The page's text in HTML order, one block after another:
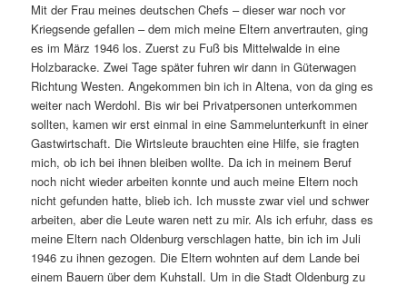
Mit der Frau meines deutschen Chefs – dieser war noch vor
Kriegsende gefallen – dem mich meine Eltern anvertrauten, ging
es im März 1946 los. Zuerst zu Fuß bis Mittelwalde in eine
Holzbaracke. Zwei Tage später fuhren wir dann in Güterwagen
Richtung Westen. Angekommen bin ich in Altena, von da ging es
weiter nach Werdohl. Bis wir bei Privatpersonen unterkommen
sollten, kamen wir erst einmal in eine Sammelunterkunft in einer
Gastwirtschaft. Die Wirtsleute brauchten eine Hilfe, sie fragten
mich, ob ich bei ihnen bleiben wollte. Da ich in meinem Beruf
noch nicht wieder arbeiten konnte und auch meine Eltern noch
nicht gefunden hatte, blieb ich. Ich musste zwar viel und schwer
arbeiten, aber die Leute waren nett zu mir. Als ich erfuhr, dass es
meine Eltern nach Oldenburg verschlagen hatte, bin ich im Juli
1946 zu ihnen gezogen. Die Eltern wohnten auf dem Lande bei
einem Bauern über dem Kuhstall. Um in die Stadt Oldenburg zu